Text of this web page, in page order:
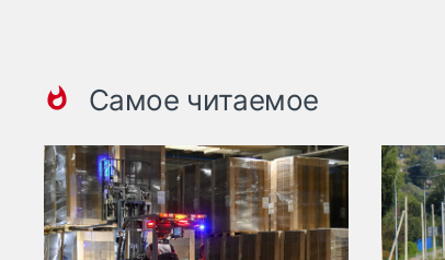
Самое читаемое